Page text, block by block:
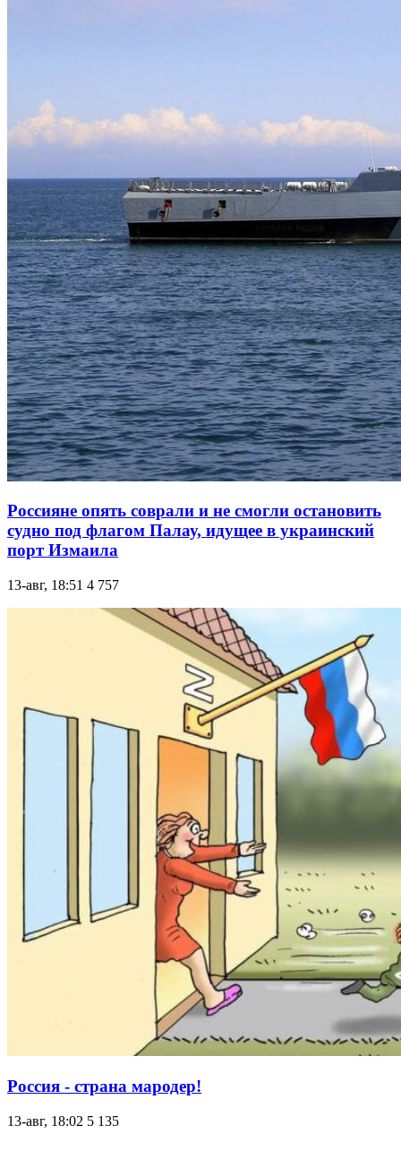
Россияне опять соврали и не смогли остановить
судно под флагом Палау, идущее в украинский
порт Измаила
13-авг, 18:51 4 757
Россия - страна мародер!
13-авг, 18:02 5 135